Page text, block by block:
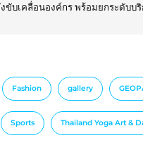
ขับเคลื่อนองค์กร พร้อมยกระดับบ
Fashion gallery
Sports Thailand Yoga Art &